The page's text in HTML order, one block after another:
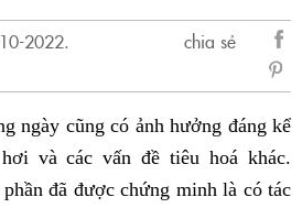
2022.
chia sẻ
sẻ
ngày cũng có ảnh hưởng đáng kể
và các vấn đề tiêu hoá khác.
đã được chứng minh là có tác